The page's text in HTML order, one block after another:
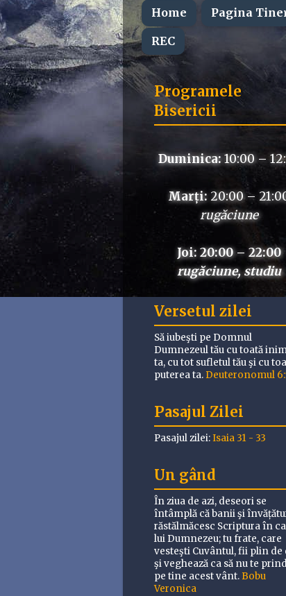
Home Pagina
REC
Programele
Bisericii
Duminica: 10:00 –
Marți:20:00 –
rugăciune
Joi: 20:00 – 22:00
rugăciune, studiu
Versetul zilei
Să iubeşti pe Domnul
Dumnezeul tău cu toată
ta, cu tot sufletul tău şi cu
puterea ta. Deuteronomul
Pasajul Zilei
Pasajul zilei:Isaia 31 - 33
Un gând
În ziua de azi, deseori se
întâmplă că banii şi
răstălmăcesc Scriptura în
lui Dumnezeu; tu frate, care
vesteşti Cuvântul, fii plin de
şi veghează ca să nu te
pe tine acest vânt. Bobu
Veronica